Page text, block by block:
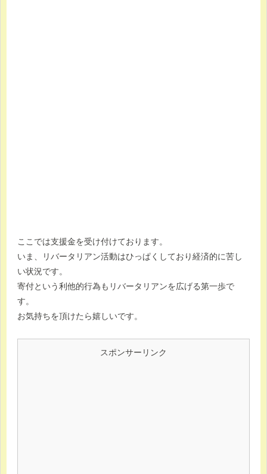
ここでは支援金を受け付けております。
いま、リバータリアン活動はひっぱくしており経済的に苦し
い状況です。
寄付という利他的行為もリバータリアンを広げる第一歩で
す。
お気持ちを頂けたら嬉しいです。
スポンサーリンク